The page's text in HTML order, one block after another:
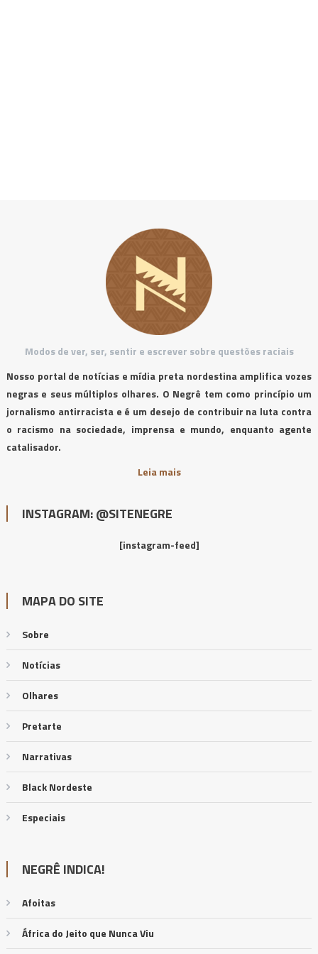
Modos de ver, ser, sentir e escrever sobre questões raciais
Nosso portal de notícias e mídia preta nordestina amplifica vozes
negras e seus múltiplos olhares. O Negrê tem como princípio um
jornalismo antirracista e é um desejo de contribuir na luta contra
o racismo na sociedade, imprensa e mundo, enquanto agente
catalisador.
Leia mais
INSTAGRAM: @SITENEGRE
[instagram-feed]
MAPA DO SITE
Sobre
Notícias
Olhares
Pretarte
Narrativas
Black Nordeste
Especiais
NEGRÊ INDICA!
Afoitas
África do Jeito que Nunca Viu